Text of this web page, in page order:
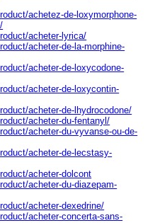
achetez-de-loxymorphone-
acheter-lyrica/
acheter-de-la-morphine-
acheter-de-loxycodone-
acheter-de-loxycontin-
acheter-de-lhydrocodone/
acheter-du-fentanyl/
acheter-du-vyvanse-ou-de-
acheter-de-lecstasy-
acheter-dolcont
acheter-du-diazepam-
acheter-dexedrine/
acheter-concerta-sans-